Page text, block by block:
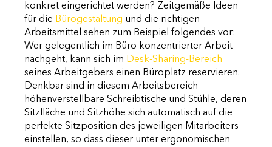
konkret eingerichtet werden? Zeitgemäße Ideen
für die Bürogestaltung und die richtigen
Arbeitsmittel sehen zum Beispiel folgendes vor:
Wer gelegentlich im Büro konzentrierter Arbeit
nachgeht, kann sich im Desk-Sharing-Bereich
seines Arbeitgebers einen Büroplatz reservieren.
Denkbar sind in diesem Arbeitsbereich
höhenverstellbare Schreibtische und Stühle, deren
Sitzfläche und Sitzhöhe sich automatisch auf die
perfekte Sitzposition des jeweiligen Mitarbeiters
einstellen, so dass dieser unter ergonomischen